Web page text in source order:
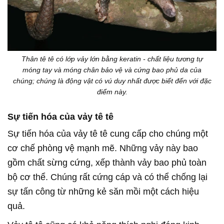
Thân tê tê có lớp vảy lớn bằng keratin - chất liệu tương tự
móng tay và móng chân bảo vệ và cứng bao phủ da của
chúng; chúng là động vật có vú duy nhất được biết đến với đặc
điểm này.
Sự tiến hóa của vảy tê tê
Sự tiến hóa của vảy tê tê cung cấp cho chúng một
cơ chế phòng vệ mạnh mẽ. Những vảy này bao
gồm chất sừng cứng, xếp thành vảy bao phủ toàn
bộ cơ thể. Chúng rất cứng cáp và có thể chống lại
sự tấn công từ những kẻ săn mồi một cách hiệu
quả.